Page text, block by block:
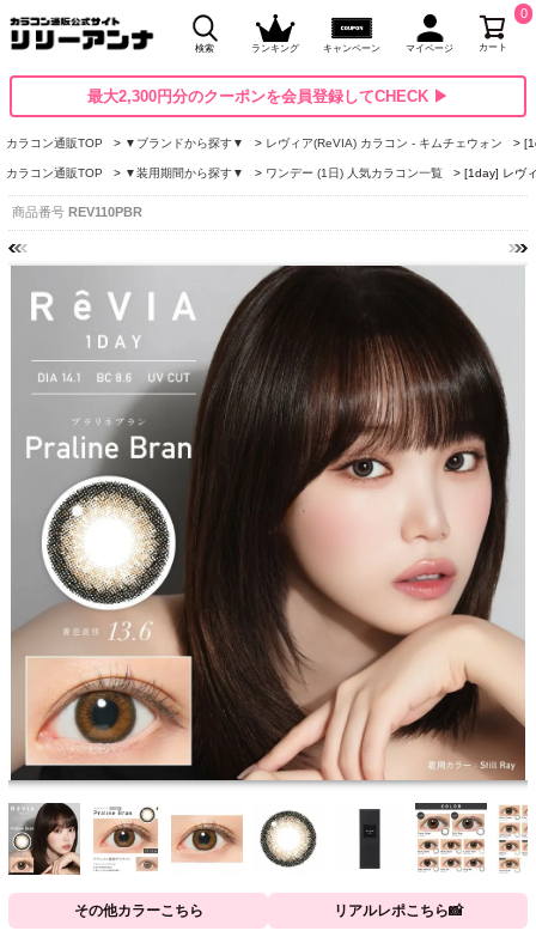
検索 ランキング キャンペーン マイページ カート
0
最大2,300円分のクーポンを会員登録してCHECK ▶
カラコン通販TOP ▼ブランドから探す▼ レヴィア(ReVIA) カラコン - キムチェウォン
カラコン通販TOP ▼装用期間から探す▼ ワンデー (1日) 人気カラコン一覧 [1day] レヴ
商品番号 REV110PBR
その他カラーこちら リアルレポこちら📸